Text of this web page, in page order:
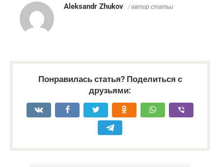
Aleksandr Zhukov / автор статьи
Понравилась статья? Поделиться с
друзьями: